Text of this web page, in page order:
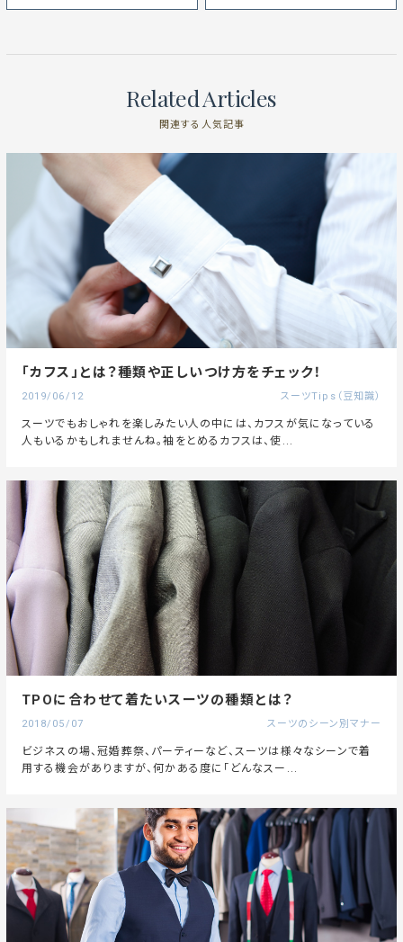
Related Articles
関連する人気記事
「カフス」とは？種類や正しいつけ方をチェック！
2019/06/12 スーツTips（豆知識）
スーツでもおしゃれを楽しみたい人の中には、カフスが気になっている
人もいるかもしれませんね。袖をとめるカフスは、使...
TPOに合わせて着たいスーツの種類とは？
2018/05/07 スーツのシーン別マナー
ビジネスの場、冠婚葬祭、パーティーなど、スーツは様々なシーンで着
用する機会がありますが、何かある度に「どんなスー...